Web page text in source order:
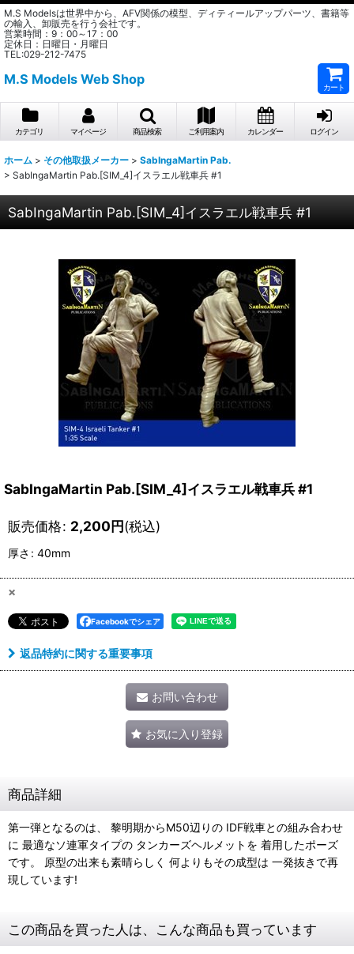
M.S Modelsは世界中から、AFV関係の模型、ディティールアップパーツ、書籍等
の輸入、卸販売を行う会社です。
営業時間：9：00～17：00
定休日：日曜日・月曜日
TEL:029-212-7475
M.S Models Web Shop
カート
カテゴリ マイページ 商品検索 ご利用案内 カレンダー ログイン
ホーム > その他取扱メーカー > SabIngaMartin Pab.
> SabIngaMartin Pab.[SIM_4]イスラエル戦車兵 #1
SabIngaMartin Pab.[SIM_4]イスラエル戦車兵 #1
SabIngaMartin Pab.[SIM_4]イスラエル戦車兵 #1
販売価格: 2,200円(税込)
厚さ : 40mm
×
Facebookでシェア
返品特約に関する重要事項
お問い合わせ
お気に入り登録
商品詳細
第一弾となるのは、 黎明期からM50辺りの IDF戦車との組み合わせ
に 最適なソ連軍タイプの タンカーズヘルメットを 着用したポーズ
です。 原型の出来も素晴らしく 何よりもその成型は 一発抜きで再
現しています!
この商品を買った人は、こんな商品も買っています